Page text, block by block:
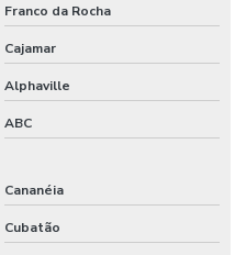
quadrado
Franco da Rocha
Cajamar
Alphaville
ABC
Cananéia
Cubatão